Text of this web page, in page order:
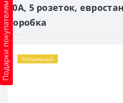
Подарки покупателям10А, 5 розеток,
коробка
Популярный